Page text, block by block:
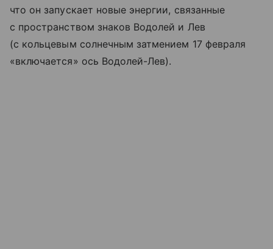
что он запускает новые энергии, связанные
с пространством знаков Водолей и Лев
(с кольцевым солнечным затмением 17 февраля
«включается» ось Водолей-Лев).